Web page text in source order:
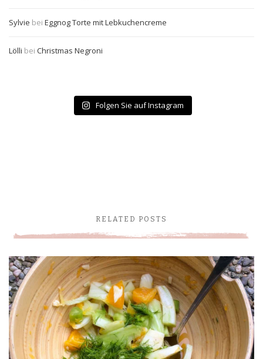
Sylvie bei Eggnog Torte mit Lebkuchencreme
Lölli bei Christmas Negroni
Folgen Sie auf Instagram
RELATED POSTS